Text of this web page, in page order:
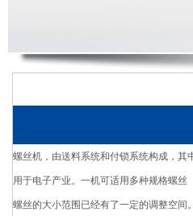
螺丝机，由送料系统和付锁系统构成，
用于电子产业。一机可适用多种规格螺丝
螺丝的大小范围已经有了一定的调整空